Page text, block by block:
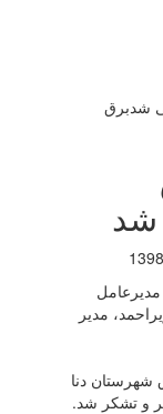
شد
مدیر
شهرستان دنا
و تشکر شد.